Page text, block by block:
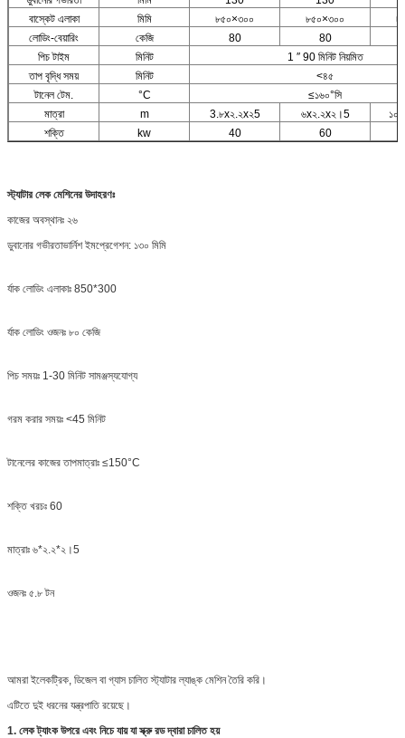
বাস্কেট এলাকা
মিমি ৮৫০×৩০০ ৮৫০×৩০০
লোডিং-বেয়ারিং
কেজি 80
80
পিচ টাইম
মিনিট
1 ′′ 90 মিনিট নিয়মিত
তাপ বৃদ্ধি সময়
মিনিট
<৪৫
টানেল টেম.
°C
≤১৬০°সি
মাত্রা
m 3.৮x২.২x২5 ৬x২.২x২।5
শক্তি
kw 40 60
স্ট্যাটার লেক মেশিনের উদাহরণঃ
কাজের অবস্থানঃ ২৬
ডুবানোর গভীরতাভার্নিশ ইমপ্রেগেশন: ১৩০ মিমি
র্যাক লোডিং এলাকাঃ 850*300
র্যাক লোডিং ওজনঃ ৮০ কেজি
পিচ সময়ঃ 1-30 মিনিট সামঞ্জস্যযোগ্য
গরম করার সময়ঃ <45 মিনিট
টানেলের কাজের তাপমাত্রাঃ ≤150°C
শক্তি খরচঃ 60
মাত্রাঃ ৬*২.২*২।5
ওজনঃ ৫.৮ টন
আমরা ইলেকট্রিক, ডিজেল বা গ্যাস চালিত স্ট্যাটার ল্যাঙ্ক মেশিন তৈরি করি।
এটিতে দুই ধরনের যন্ত্রপাতি রয়েছে।
1. লেক ট্যাংক উপরে এবং নিচে যায় যা স্ক্রু রড দ্বারা চালিত হয়